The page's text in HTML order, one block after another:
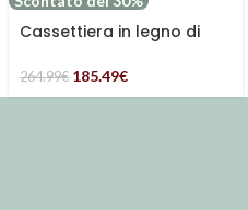
Cassettiera in legno di
264.99€ 185.49€